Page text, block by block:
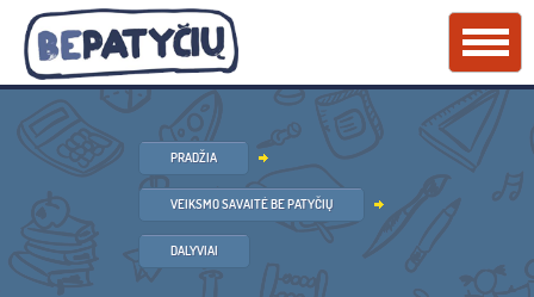
PRADŽIA
VEIKSMO SAVAITĖ BE PATYČIŲ
DALYVIAI